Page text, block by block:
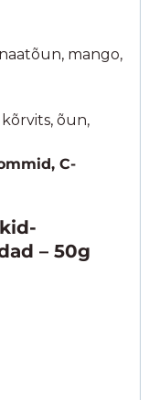
mango,
õun,
C-
– 50g